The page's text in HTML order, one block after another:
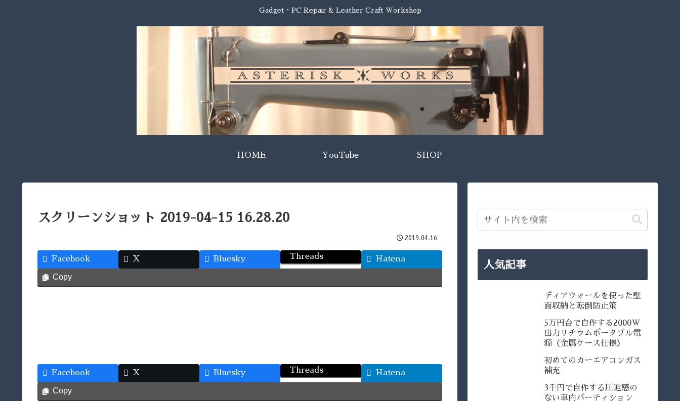
Gadget・PC Repair & Leather Craft Workshop
HOME YouTube SHOP
スクリーンショット 2019-04-15 16.28.20
2019.04.16
Facebook X Bluesky Threads Hatena
Copy
Facebook X Bluesky Threads Hatena
Copy
人気記事
ディアウォールを使った壁
面収納と転倒防止策
5万円台で自作する2000W
出力リチウムポータブル電
源（金属ケース仕様）
初めてのカーエアコンガス
補充
3千円で自作する圧迫感の
ない車内パーティション